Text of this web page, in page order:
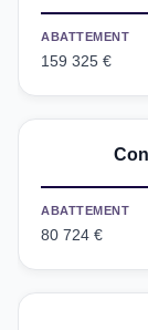
ABATTEMENT
159 325 €
ABATTEMENT
80 724 €